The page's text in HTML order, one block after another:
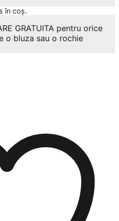
în coș.
GRATUITA pentru orice
o bluza sau o rochie